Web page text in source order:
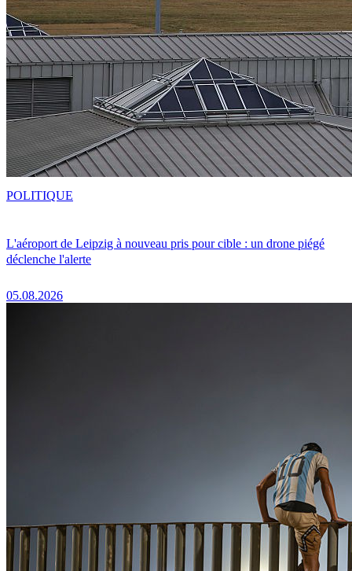
L'aéroport de Leipzig à nouveau pris pour cible : un drone piégé
déclenche l'alerte
05.08.2026
POLITIQUE